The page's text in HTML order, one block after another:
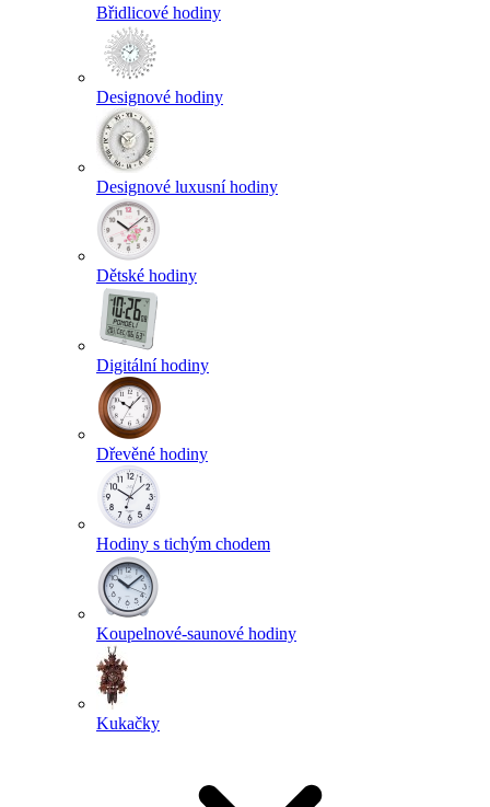
Břidlicové hodiny
Designové hodiny
Designové luxusní hodiny
Dětské hodiny
Digitální hodiny
Dřevěné hodiny
Hodiny s tichým chodem
Koupelnové-saunové hodiny
Kukačky